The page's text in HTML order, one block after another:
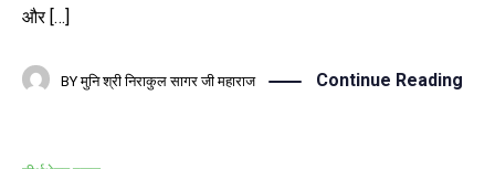
और […]
BY मुनि श्री निराकुल सागर जी महाराज Continue Reading